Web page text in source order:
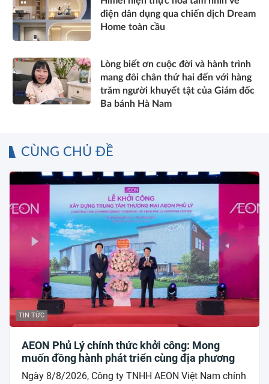
điện dân dụng qua chiến dịch Dream
Home toàn cầu
Lòng biết ơn cuộc đời và hành trình
mang đôi chân thứ hai đến với hàng
trăm người khuyết tật của Giám đốc
Ba bánh Hà Nam
CÙNG CHỦ ĐỀ
TIN TỨC
AEON Phủ Lý chính thức khởi công: Mong
muốn đồng hành phát triển cùng địa phương
Ngày 8/8/2026, Công ty TNHH AEON Việt Nam chính